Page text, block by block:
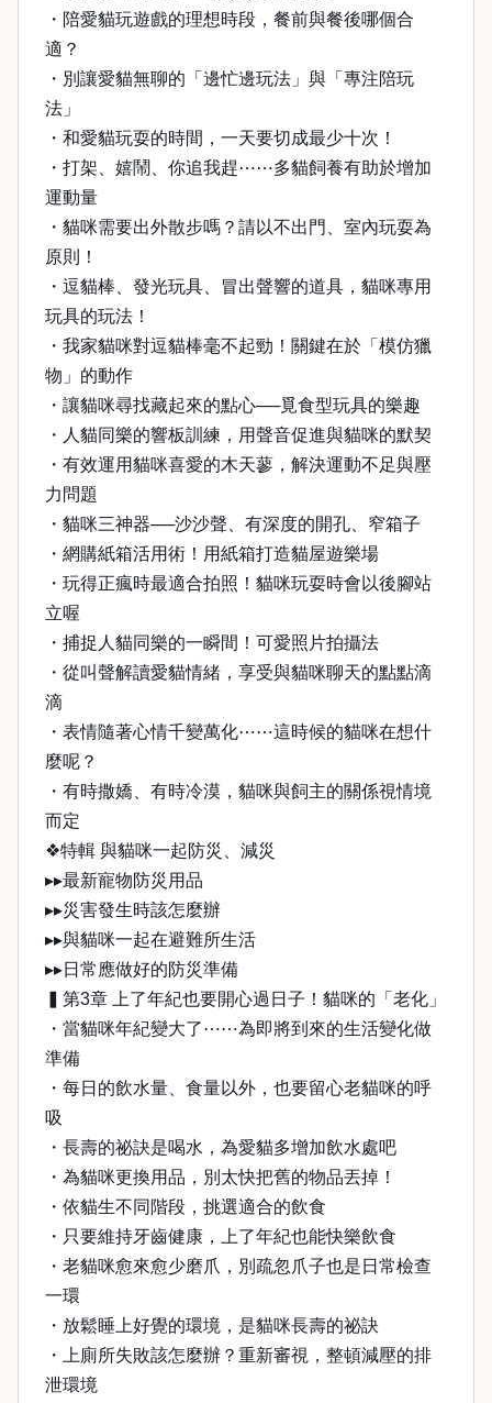
・陪愛貓玩遊戲的理想時段，餐前與餐後哪個合
適？
・別讓愛貓無聊的「邊忙邊玩法」與「專注陪玩
法」
・和愛貓玩耍的時間，一天要切成最少十次！
・打架、嬉鬧、你追我趕⋯⋯多貓飼養有助於增加
運動量
・貓咪需要出外散步嗎？請以不出門、室內玩耍為
原則！
・逗貓棒、發光玩具、冒出聲響的道具，貓咪專用
玩具的玩法！
・我家貓咪對逗貓棒毫不起勁！關鍵在於「模仿獵
物」的動作
・讓貓咪尋找藏起來的點心──覓食型玩具的樂趣
・人貓同樂的響板訓練，用聲音促進與貓咪的默契
・有效運用貓咪喜愛的木天蓼，解決運動不足與壓
力問題
・貓咪三神器──沙沙聲、有深度的開孔、窄箱子
・網購紙箱活用術！用紙箱打造貓屋遊樂場
・玩得正瘋時最適合拍照！貓咪玩耍時會以後腳站
立喔
・捕捉人貓同樂的一瞬間！可愛照片拍攝法
・從叫聲解讀愛貓情緒，享受與貓咪聊天的點點滴
滴
・表情隨著心情千變萬化⋯⋯這時候的貓咪在想什
麼呢？
・有時撒嬌、有時冷漠，貓咪與飼主的關係視情境
而定
❖特輯 與貓咪一起防災、減災
▸▸最新寵物防災用品
▸▸災害發生時該怎麼辦
▸▸與貓咪一起在避難所生活
▸▸日常應做好的防災準備
▍第3章 上了年紀也要開心過日子！貓咪的「老化」
・當貓咪年紀變大了⋯⋯為即將到來的生活變化做
準備
・每日的飲水量、食量以外，也要留心老貓咪的呼
吸
・長壽的祕訣是喝水，為愛貓多增加飲水處吧
・為貓咪更換用品，別太快把舊的物品丟掉！
・依貓生不同階段，挑選適合的飲食
・只要維持牙齒健康，上了年紀也能快樂飲食
・老貓咪愈來愈少磨爪，別疏忽爪子也是日常檢查
一環
・放鬆睡上好覺的環境，是貓咪長壽的祕訣
・上廁所失敗該怎麼辦？重新審視，整頓減壓的排
泄環境